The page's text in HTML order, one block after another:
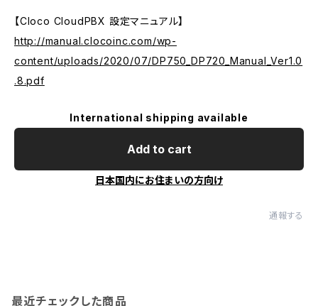
【Cloco CloudPBX 設定マニュアル】
http://manual.clocoinc.com/wp-
content/uploads/2020/07/DP750_DP720_Manual_Ver1.0
.8.pdf
International shipping available
Add to cart
日本国内にお住まいの方向け
通報する
最近チェックした商品